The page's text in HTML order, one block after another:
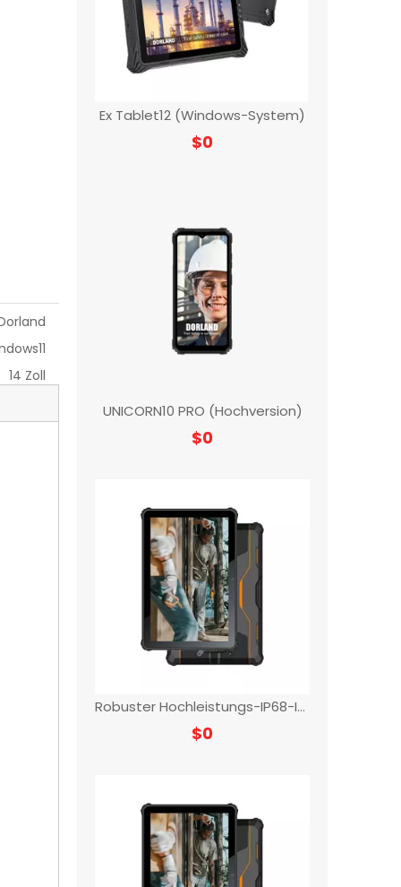
14 Zoll
Ex Tablet12 (Windows-System)
$0
UNICORN10 PRO (Hochversion)
$0
Robuster Hochleistungs-IP68-Industrie-Tablet-PC
$0